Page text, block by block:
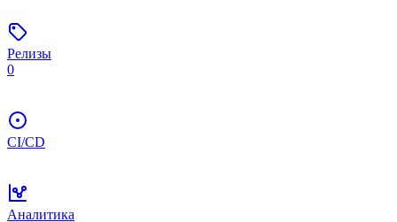
Релизы
0
CI/CD
Аналитика